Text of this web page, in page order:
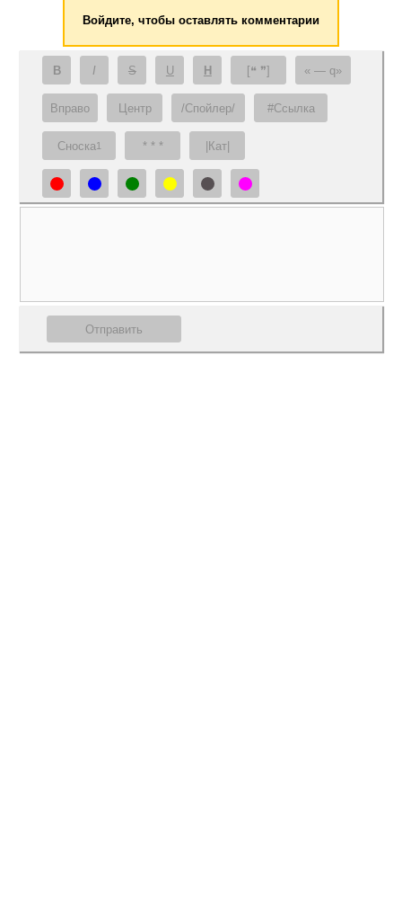
Войдите, чтобы оставлять комментарии
B I S U H [❝ ❞] — q
Вправо Центр /Спойлер/ #Ссылка
Сноска1 * * * |Кат|